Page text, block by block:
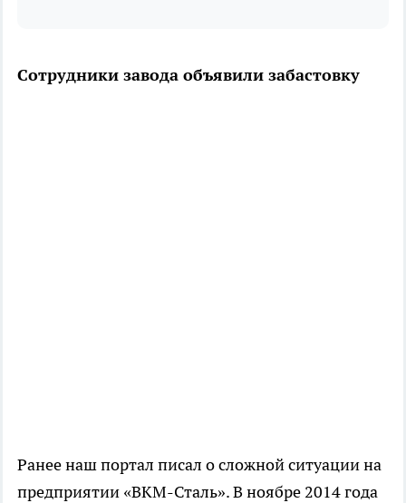
Сотрудники завода объявили забастовку
Ранее наш портал писал о сложной ситуации на
предприятии «ВКМ-Сталь». В ноябре 2014 года